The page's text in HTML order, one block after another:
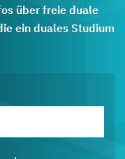
über freie duale
ein duales Studium